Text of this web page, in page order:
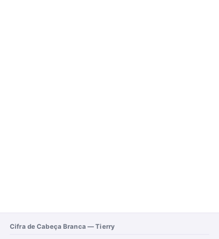
Cifra de Cabeça Branca — Tierry